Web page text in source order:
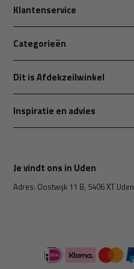
Klantenservice
Categorieën
Dit is Afdekzeilwinkel
Inspiratie en advies
Je vindt ons in Uden
Adres: Oostwijk 11 B, 5406 XT Uden